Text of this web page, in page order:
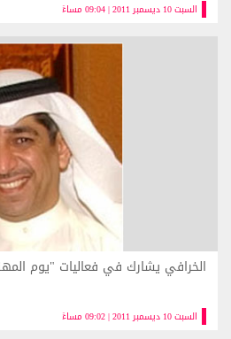
السبت 10 ديسمبر 2011 | 09:04 مساءً
السبت 10 ديسمبر 2011 | 09:02 مساءً
الخرافي يشارك في فعاليات "يوم